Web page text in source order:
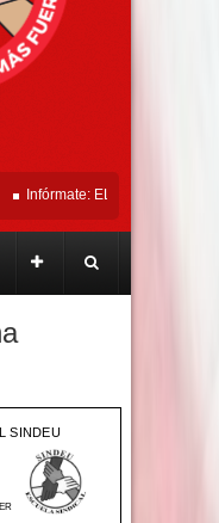
ELECCIONES SINDEU
tendencias del 22 de abril al